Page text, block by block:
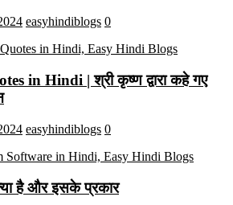
easyhindiblogs 0
in Hindi | श्री कृष्ण द्वारा कहे गए
easyhindiblogs 0
है और इसके प्रकार